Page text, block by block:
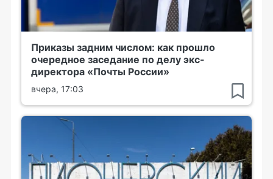
Приказы задним числом: как прошло
очередное заседание по делу экс-
директора «Почты России»
вчера, 17:03